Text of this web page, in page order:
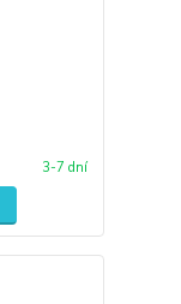
3-7 dní